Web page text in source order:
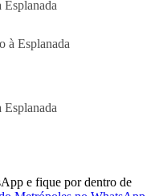
Esplanada
Esplanada
e fique por dentro de